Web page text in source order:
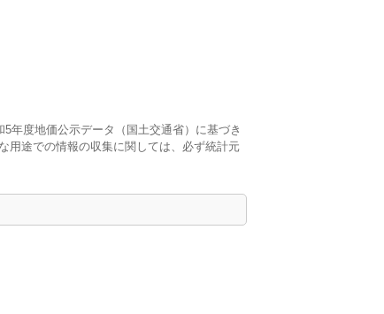
年度地価公示データ（国土交通省）に基づき
用途での情報の収集に関しては、必ず統計元